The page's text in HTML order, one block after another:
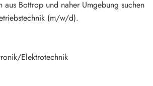
Elektrotechnik
aus Bottrop und naher Umgebung suchen
(m/w/d).